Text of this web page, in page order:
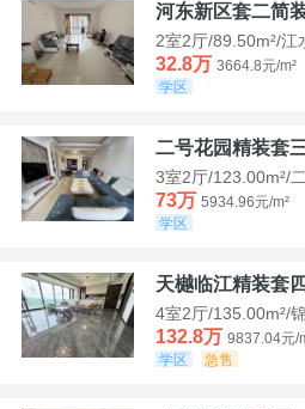
河东新区套二简
2室2厅/89.50m²/江
32.8万 3664.8元/m²
学区
二号花园精装套
3室2厅/123.00m²/
73万 5934.96元/m²
学区
天樾临江精装套四
4室2厅/135.00m²/
132.8万 9837.04元/
学区
急售